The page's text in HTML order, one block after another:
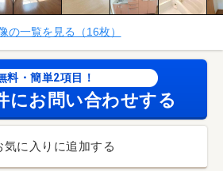
の一覧を見る（16枚）
料・簡単2項目！
にお問い合わせする
気に入りに追加する